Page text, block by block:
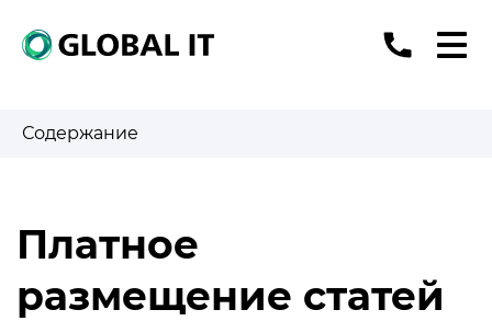
Содержание
Платное
размещение статей